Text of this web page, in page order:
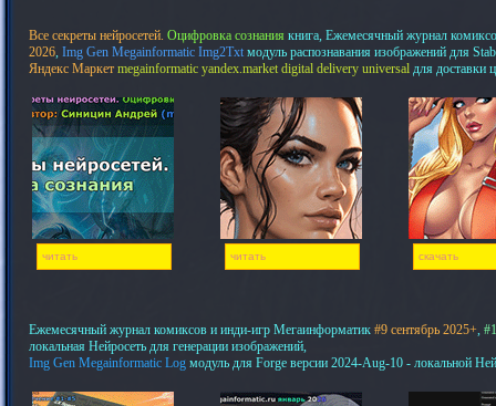
Все секреты нейросетей. Оцифровка сознания книга, Ежемесячный журнал
2026, Img Gen Megainformatic Img2Txt модуль распознавания изображений для
Яндекс Маркет megainformatic yandex.market digital delivery universal для доставки
читать читать скачать
Ежемесячный журнал комиксов и инди-игр Мегаинформатик #9 сентябрь 2025+,
локальная Нейросеть для генерации изображений,
Img Gen Megainformatic Log модуль для Forge версии 2024-Aug-10 - локальной